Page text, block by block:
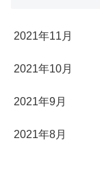
2021年11月
2021年10月
2021年9月
2021年8月